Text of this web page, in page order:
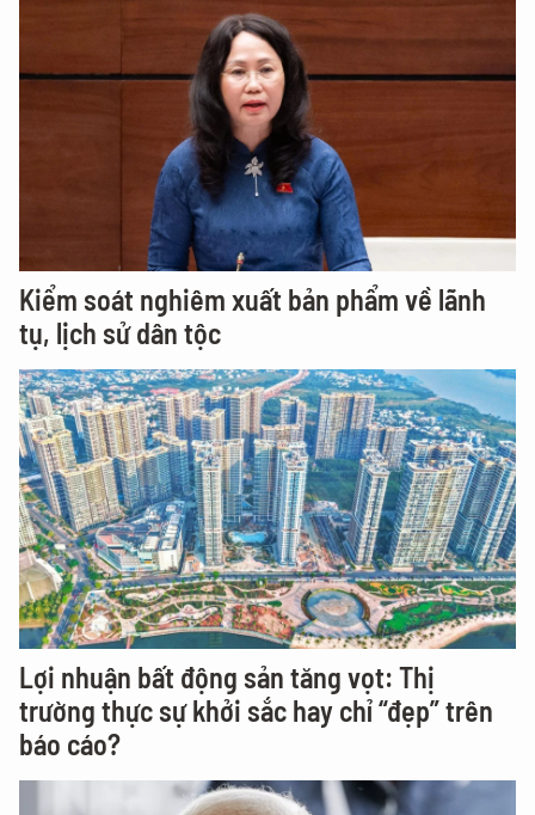
Kiểm soát nghiêm xuất bản phẩm về lãnh
tụ, lịch sử dân tộc
Lợi nhuận bất động sản tăng vọt: Thị
trường thực sự khởi sắc hay chỉ “đẹp” trên
báo cáo?